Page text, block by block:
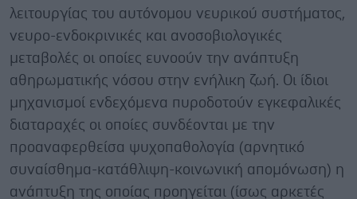
λειτουργίας του αυτόνομου νευρικού συστήματος,
νευρο-ενδοκρινικές και ανοσοβιολογικές
μεταβολές οι οποίες ευνοούν την ανάπτυξη
αθηρωματικής νόσου στην ενήλικη ζωή. Οι ίδιοι
μηχανισμοί ενδεχόμενα πυροδοτούν εγκεφαλικές
διαταραχές οι οποίες συνδέονται με την
προαναφερθείσα ψυχοπαθολογία (αρνητικό
συναίσθημα-κατάθλιψη-κοινωνική απομόνωση) η
ανάπτυξη της οποίας προηγείται (ίσως αρκετές